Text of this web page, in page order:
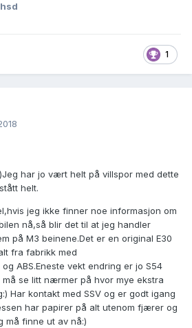
1
har jo vært helt på villspor med dette
helt.
jeg ikke finner noe informasjon om
nå,så blir det til at jeg handler
på M3 beinene.Det er en original E30
fra fabrikk med
ABS.Eneste vekt endring er jo S54
se litt nærmer på hvor mye ekstra
Har kontakt med SSV og er godt igang
har papirer på alt utenom fjærer og
må finne ut av nå:)